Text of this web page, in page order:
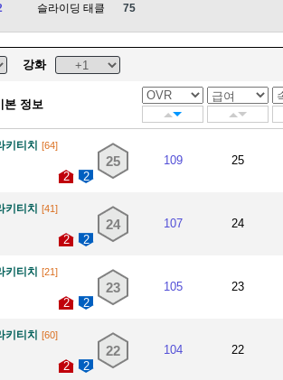
슬라이딩 태클
75
강화
본 정보
키티치
[64]
2 2
25 109 25
키티치
[41]
2 2
24 107 24
키티치
[21]
2 2
23 105 23
키티치
[60]
2 2
22 104 22